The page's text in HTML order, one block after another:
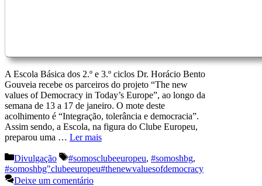
A Escola Básica dos 2.º e 3.º ciclos Dr. Horácio Bento
Gouveia recebe os parceiros do projeto “The new
values of Democracy in Today’s Europe”, ao longo da
semana de 13 a 17 de janeiro. O mote deste
acolhimento é “Integração, tolerância e democracia”.
Assim sendo, a Escola, na figura do Clube Europeu,
preparou uma … Ler mais
Categorias
Divulgação Etiquetas
#somosclubeeuropeu, #somoshbg,
#somoshbg"clubeeuropeu#thenewvaluesofdemocracy
Deixe um comentário